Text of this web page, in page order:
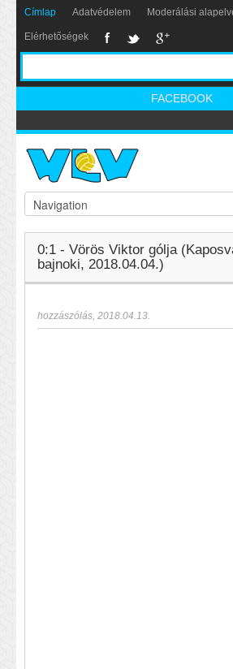
Címlap Adatvédelem Moderálási
Elérhetőségek
FACEBOOK
0:1 - Vörös Viktor gólja
bajnoki, 2018.04.04.)
hozzászólás, 2018.04.13.